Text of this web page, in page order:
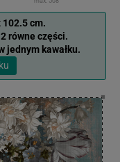
cm.
równe części.
jednym kawałku.